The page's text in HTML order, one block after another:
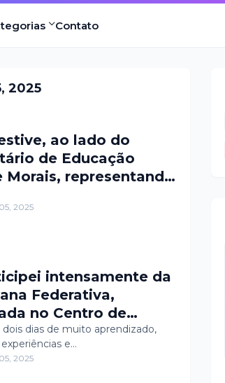
Contato
2025
ao lado do
de Educação
Morais, representando
Sabino Neto,
a XV Feira de
do Oeste Potiguar –
no Ginásio da
Professor Antônio
2025
intensamente da
Federativa,
no Centro de
em Natal,
o diálogo entre
do Governo
dias de muito aprendizado,
e…
2025